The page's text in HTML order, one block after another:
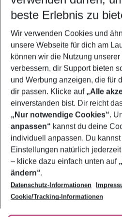
5-8
2 Erwachsene Keine Kinder
Mehr Filter
Footer
Footer navigation
Über uns
AGB
Bestpreisgarantie
Cookie-Einstellungen ändern
Cookie-Richtlinie
Agenturbetreuung
Barrierefreies Reisen
Folge uns
beste Erlebnis zu
Wir verwenden Cookies und
unsere Webseite für dich am
können wir die Nutzung
verbessern, dir Support bieten
und Werbung anzeigen, die für
dir passen. Klicke auf „Alle
einverstanden bist. Dir reicht
„Nur notwendige Cookies“.
anpassen“ kannst du deine
individuell anpassen. Du
Einstellungen natürlich
– klicke dazu einfach unten auf
ändern“.
Datenschutz-Informationen
Cookie/Tracking-Informationen